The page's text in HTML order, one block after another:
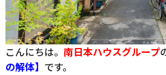
こんにちは。 南日本ハウスグループ
の解体】 です。